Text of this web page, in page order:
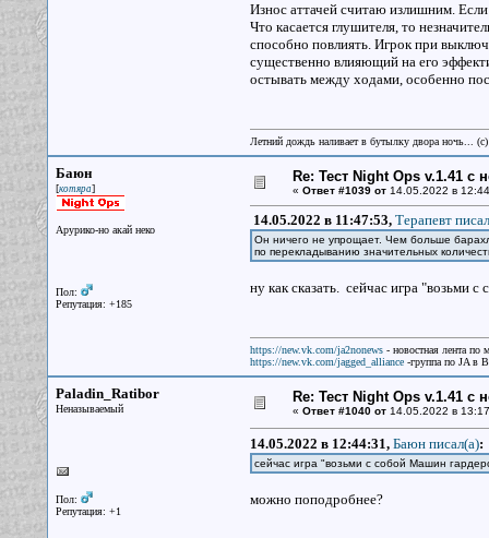
Износ аттачей считаю излишним.
Что касается глушителя, то
способно повлиять. Игрок при
существенно влияющий на его
остывать между ходами, особенно
Летний дождь наливает в бутылку двора ночь...
Баюн
[котяра]
Арурико-но акай неко
Пол:
Репутация: +185
Re: Тест Night Ops v.1.41 с
« Ответ #1039 от14.05.2022 в
14.05.2022 в 11:47:53, Терапевт
Он ничего не упрощает. Чем больше
по перекладыванию значительных
ну как сказать. сейчас игра "возьми
https://new.vk.com/ja2nonews- новостная лента по
https://new.vk.com/jagged_alliance-группа по JA в
Paladin_Ratibor
Неназываемый
Пол:
Репутация: +1
Re: Тест Night Ops v.1.41 с
« Ответ #1040 от14.05.2022 в
14.05.2022 в 12:44:31, Баюн писал(a):
сейчас игра "возьми с собой Машин
можно поподробнее?